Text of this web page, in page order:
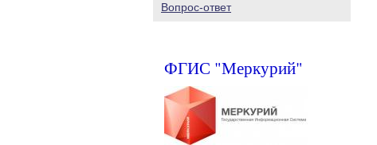
Вопрос-ответ
ФГИС "Меркурий"